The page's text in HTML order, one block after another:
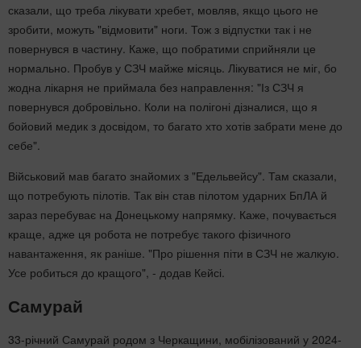
сказали, що треба лікувати хребет, мовляв, якщо цього не
зробити, можуть "відмовити" ноги. Тож з відпустки так і не
повернувся в частину. Каже, що побратими сприйняли це
нормально. Пробув у СЗЧ майже місяць. Лікуватися не міг, бо
жодна лікарня не приймала без направлення: "Із СЗЧ я
повернувся добровільно. Коли на полігоні дізналися, що я
бойовий медик з досвідом, то багато хто хотів забрати мене до
себе".
Військовий мав багато знайомих з "Едельвейсу". Там сказали,
що потребують пілотів. Так він став пілотом ударних БпЛА й
зараз перебуває на Донецькому напрямку. Каже, почувається
краще, адже ця робота не потребує такого фізичного
навантаження, як раніше. "Про рішення піти в СЗЧ не жалкую.
Усе робиться до кращого", - додав Кейсі.
Самурай
33-річний Самурай родом з Черкащини, мобілізований у 2024-